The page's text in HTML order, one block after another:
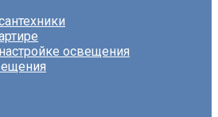
освещения